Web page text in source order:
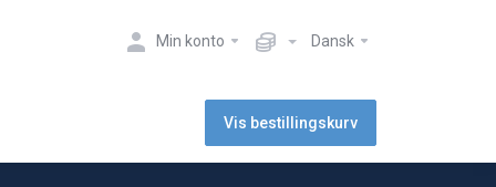
Min konto Dansk
Vis bestillingskurv